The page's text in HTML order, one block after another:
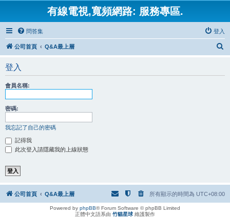
有線電視,寬頻網路: 服務專區.
問答集 登入
公司首頁 Q&A最上層
登入
會員名稱:
密碼:
我忘記了自己的密碼
記得我
此次登入請隱藏我的上線狀態
公司首頁 Q&A最上層 所有顯示的時間為 UTC+08:00
Powered by phpBB® Forum Software © phpBB Limited
正體中文語系由 竹貓星球 維護製作